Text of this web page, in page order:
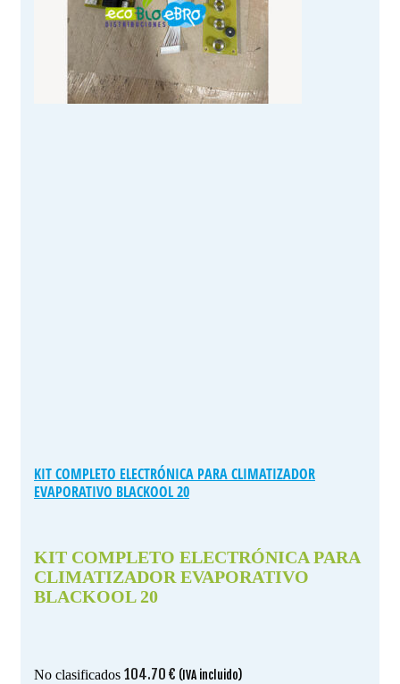
KIT COMPLETO ELECTRÓNICA PARA CLIMATIZADOR
EVAPORATIVO BLACKOOL 20
KIT COMPLETO ELECTRÓNICA PARA
CLIMATIZADOR EVAPORATIVO
BLACKOOL 20
No clasificados 104.70 € (IVA incluido)